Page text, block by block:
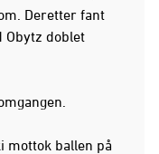
Deretter fant
Obytz doblet
mottok ballen på